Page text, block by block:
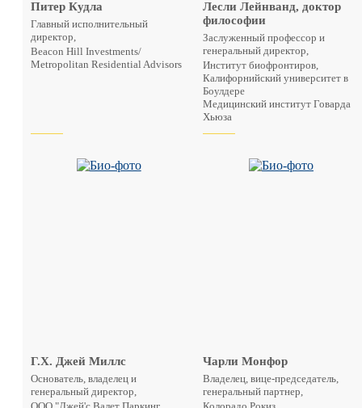
Питер Кудла
Главный исполнительный
директор,
Beacon Hill Investments/
Metropolitan Residential Advisors
Лесли Лейнванд, доктор
философии
Заслуженный профессор и
генеральный директор,
Институт биофронтиров,
Калифорнийский университет в
Боулдере
Медицинский институт Говарда
Хьюза
Г.Х. Джей Миллс
Основатель, владелец и
генеральный директор,
Чарли Монфор
Владелец, вице-председатель,
генеральный партнер,